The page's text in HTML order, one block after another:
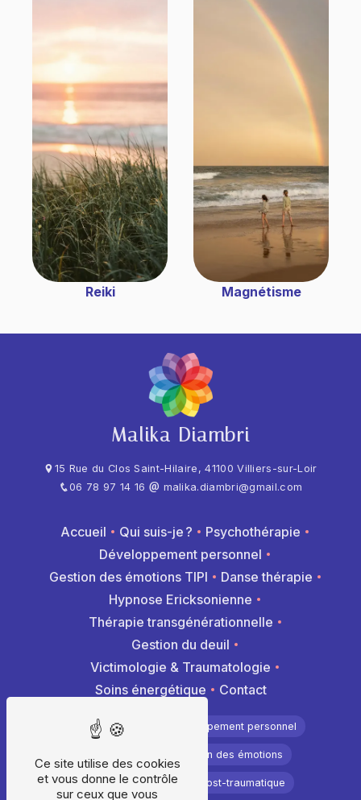
Reiki Magnétisme
Malika Diambri
15 Rue du Clos Saint-Hilaire, 41100 Villiers-sur-Loir
06 78 97 14 16
malika.diambri@gmail.com
Accueil Qui suis-je ?
Psychothérapie
Développement personnel
Gestion des émotions TIPI
Danse thérapie
Hypnose Ericksonienne
Thérapie transgénérationnelle
Gestion du deuil
Victimologie & Traumatologie
Soins énergétique
Contact
Psychothérapie Développement personnel
Gestion des émotions
Méthode Tipi Stress post-traumatique
Ce site utilise des cookies
et vous donne le contrôle
sur ceux que vous